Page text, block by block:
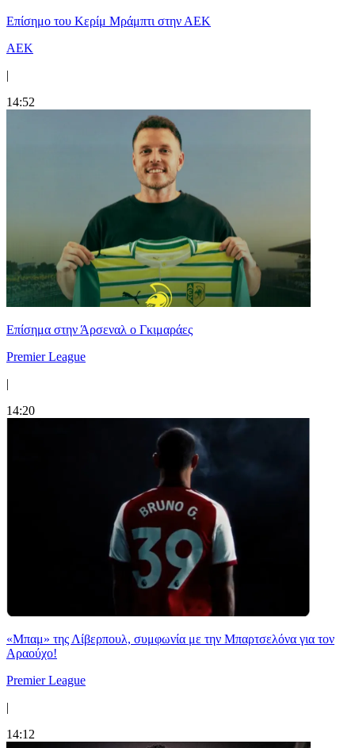
Επίσημο του Κερίμ Μράμπτι στην ΑΕK
ΑΕΚ
|
14:52
Επίσημα στην Άρσεναλ ο Γκιμαράες
Premier League
|
14:20
«Μπαμ» της Λίβερπουλ, συμφωνία με την Μπαρτσελόνα για τον
Αραούχο!
Premier League
|
14:12